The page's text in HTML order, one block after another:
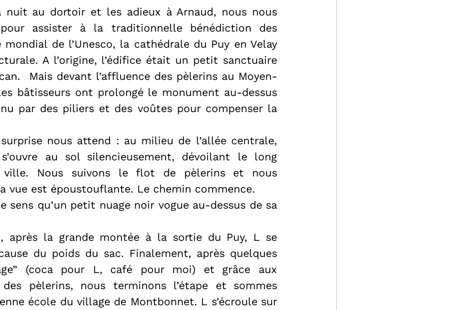
au dortoir et les adieux à Arnaud, nous nous
assister à la traditionnelle bénédiction des
de l’Unesco, la cathédrale du Puy en Velay
A l’origine, l’édifice était un petit sanctuaire
Mais devant l’affluence des pèlerins au Moyen-
bâtisseurs ont prolongé le monument au-dessus
par des piliers et des voûtes pour compenser la
nous attend : au milieu de l’allée centrale,
au sol silencieusement, dévoilant le long
ville. Nous suivons le flot de pèlerins et nous
vue est époustouflante. Le chemin commence.
qu’un petit nuage noir vogue au-dessus de sa
après la grande montée à la sortie du Puy, L se
du poids du sac. Finalement, après quelques
(coca pour L, café pour moi) et grâce aux
des pèlerins, nous terminons l’étape et sommes
école du village de Montbonnet. L s’écroule sur